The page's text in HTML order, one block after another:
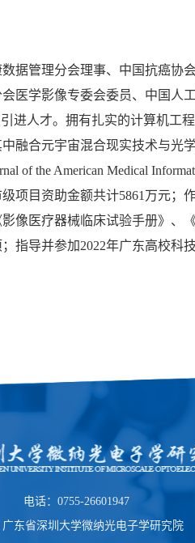
据管理分会理事、中国抗癌协
医学影像专委会委员、中国
进人才。拥有扎实的计算机
融合元宇宙混合现实技术与光
of the American Medical
项目资助金额共计5861万元
像医疗器械临床试验手册》、
指导并参加2022年广东高校
电话：0755-26601947
东省深圳大学微纳光电子学研究院